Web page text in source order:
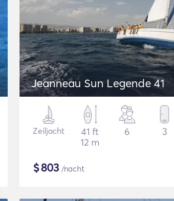
Jeanneau Sun Legende 41
Zeiljacht
41 ft
12 m
6 3
$803 /nacht